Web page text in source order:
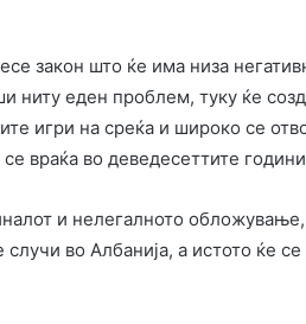
закон што ќе има низа
ниту еден проблем, туку ќе
игри на среќа и широко се
враќа во деведесеттите
и нелегалното
во Албанија, а истото ќе